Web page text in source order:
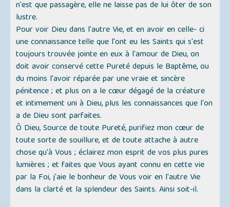
n'est que passagère, elle ne laisse pas de lui ôter de son
lustre.
Pour voir Dieu dans l'autre Vie, et en avoir en celle- ci
une connaissance telle que l'ont eu les Saints qui s'est
toujours trouvée jointe en eux à l'amour de Dieu, on
doit avoir conservé cette Pureté depuis le Baptême, ou
du moins l'avoir réparée par une vraie et sincère
pénitence ; et plus on a le cœur dégagé de la créature
et intimement uni à Dieu, plus les connaissances que l'on
a de Dieu sont parfaites.
Ô Dieu, Source de toute Pureté, purifiez mon cœur de
toute sorte de souillure, et de toute attache à autre
chose qu'à Vous ; éclairez mon esprit de vos plus pures
lumières ; et faites que Vous ayant connu en cette vie
par la Foi, j'aie le bonheur de Vous voir en l'autre Vie
dans la clarté et la splendeur des Saints. Ainsi soit-il.